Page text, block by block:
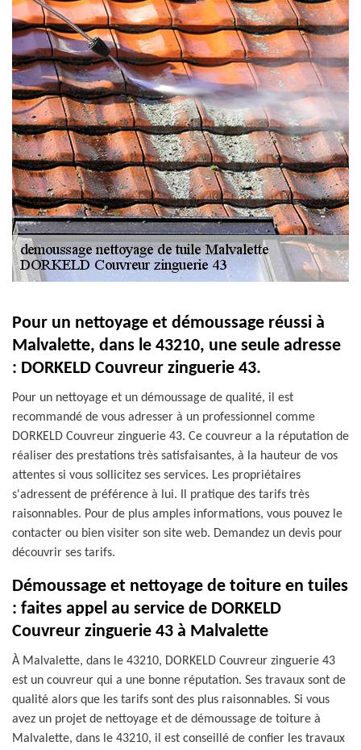
Pour un nettoyage et démoussage réussi à
Malvalette, dans le 43210, une seule adresse
: DORKELD Couvreur zinguerie 43.
Pour un nettoyage et un démoussage de qualité, il est
recommandé de vous adresser à un professionnel comme
DORKELD Couvreur zinguerie 43. Ce couvreur a la réputation de
réaliser des prestations très satisfaisantes, à la hauteur de vos
attentes si vous sollicitez ses services. Les propriétaires
s'adressent de préférence à lui. Il pratique des tarifs très
raisonnables. Pour de plus amples informations, vous pouvez le
contacter ou bien visiter son site web. Demandez un devis pour
découvrir ses tarifs.
Démoussage et nettoyage de toiture en tuiles
: faites appel au service de DORKELD
Couvreur zinguerie 43 à Malvalette
À Malvalette, dans le 43210, DORKELD Couvreur zinguerie 43
est un couvreur qui a une bonne réputation. Ses travaux sont de
qualité alors que les tarifs sont des plus raisonnables. Si vous
avez un projet de nettoyage et de démoussage de toiture à
Malvalette, dans le 43210, il est conseillé de confier les travaux